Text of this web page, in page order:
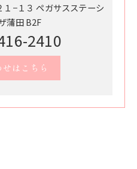
−１３ ペガサスステーシ
蒲田 B2F
2410
はこちら